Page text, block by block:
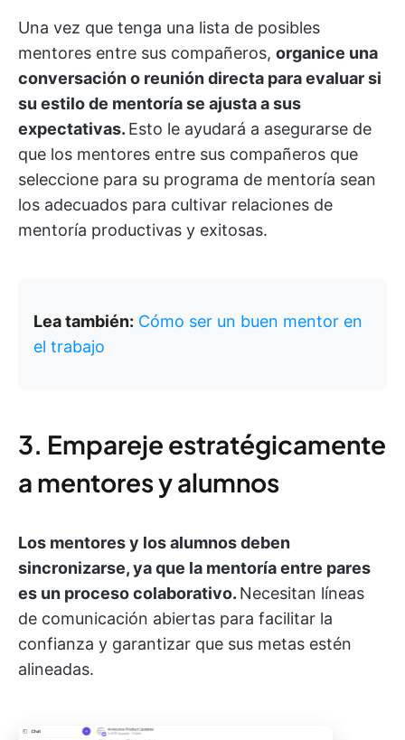
Una vez que tenga una lista de posibles
mentores entre sus compañeros, organice una
conversación o reunión directa para evaluar si
su estilo de mentoría se ajusta a sus
expectativas. Esto le ayudará a asegurarse de
que los mentores entre sus compañeros que
seleccione para su programa de mentoría sean
los adecuados para cultivar relaciones de
mentoría productivas y exitosas.
Lea también: Cómo ser un buen mentor en
el trabajo
3. Empareje estratégicamente
a mentores y alumnos
Los mentores y los alumnos deben
sincronizarse, ya que la mentoría entre pares
es un proceso colaborativo. Necesitan líneas
de comunicación abiertas para facilitar la
confianza y garantizar que sus metas estén
alineadas.